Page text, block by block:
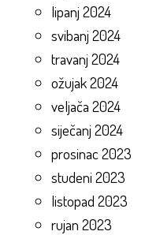
lipanj 2024
svibanj 2024
travanj 2024
ožujak 2024
veljača 2024
siječanj 2024
prosinac 2023
studeni 2023
listopad 2023
rujan 2023